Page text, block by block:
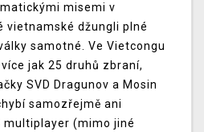
misemi v
vietnamské džungli plné
samotné. Ve Vietcongu
jak 25 druhů zbraní,
SVD Dragunov a Mosin
samozřejmě ani
(mimo jiné